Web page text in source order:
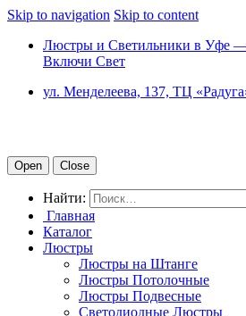
Skip to navigation Skip to content
Люстры и Светильники в Уфе —
Включи Свет
ул. Менделеева, 137, ТЦ
Open Close
Найти:
Главная
Каталог
Люстры
Люстры на Штанге
Люстры Потолочные
Люстры Подвесные
Светодиодные Люстры